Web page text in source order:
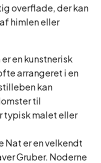
overflade, der kan
himlen eller
en kunstnerisk
arrangeret i en
kan
til
typisk malet eller
Nat er en velkendt
Gruber. Noderne